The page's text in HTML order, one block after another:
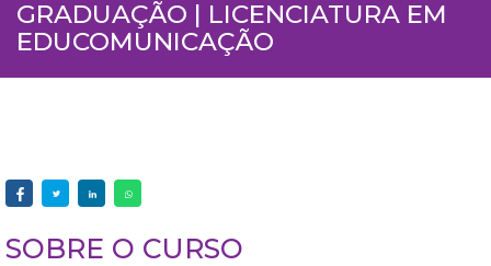
GRADUAÇÃO | LICENCIATURA EM
EDUCOMUNICAÇÃO
SOBRE O CURSO